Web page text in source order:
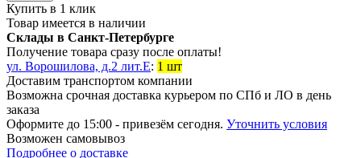
Купить в 1 клик
Товар имеется в наличии
Склады в Санкт-Петербурге
Получение товара сразу после оплаты!
ул. Ворошилова, д.2 лит.Е: 1 шт
Доставим транспортом компании
Возможна срочная доставка курьером по СПб и ЛО в день
заказа
Оформите до 15:00 - привезём сегодня. Уточнить условия
Возможен самовывоз
Подробнее о доставке